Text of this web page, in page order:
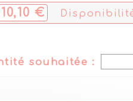
10,10 €
souhaitée :